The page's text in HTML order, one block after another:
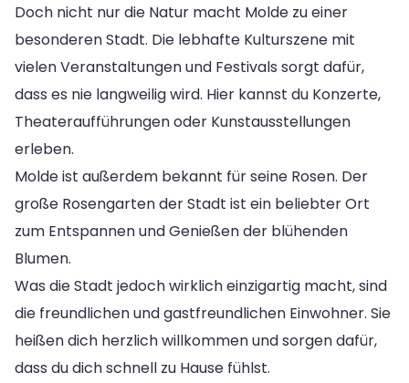
Doch nicht nur die Natur macht Molde zu einer
besonderen Stadt. Die lebhafte Kulturszene mit
vielen Veranstaltungen und Festivals sorgt dafür,
dass es nie langweilig wird. Hier kannst du Konzerte,
Theateraufführungen oder Kunstausstellungen
erleben.
Molde ist außerdem bekannt für seine Rosen. Der
große Rosengarten der Stadt ist ein beliebter Ort
zum Entspannen und Genießen der blühenden
Blumen.
Was die Stadt jedoch wirklich einzigartig macht, sind
die freundlichen und gastfreundlichen Einwohner. Sie
heißen dich herzlich willkommen und sorgen dafür,
dass du dich schnell zu Hause fühlst.